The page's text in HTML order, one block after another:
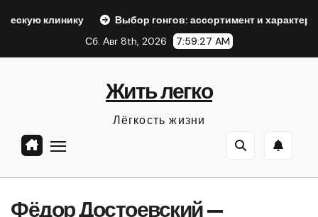
Выбор гонгов: ассортимент и характеристики
Сб. Авг 8th, 2026
7:59:28 AM
Жить легко
Лёгкость жизни
Фёдор Достоевский —